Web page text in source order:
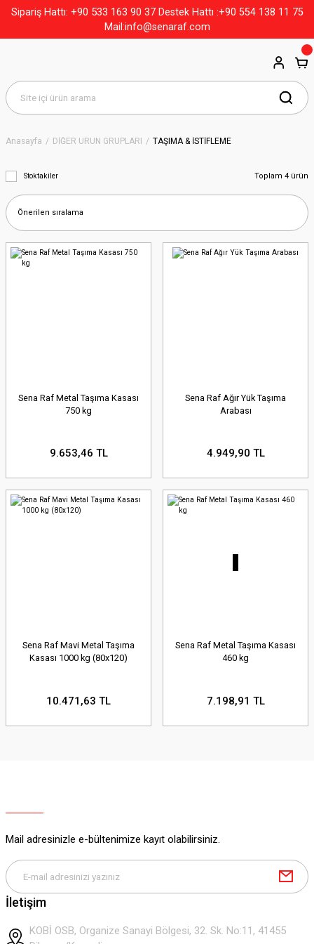
Sipariş Hattı: +90 533 163 90 37Destek Hattı :+90 554 138 11 75
Mail:info@senaraf.com
Anasayfa DİĞER ÜRÜN GRUPLARI TAŞIMA & İSTİFLEME
Stoktakiler Toplam 4 ürün
Sena Raf Metal Taşıma Kasası
750 kg
9.653,46 TL
Sena Raf Ağır Yük Taşıma
Arabası
4.949,90 TL
Sena Raf Mavi Metal Taşıma
Kasası 1000 kg (80x120)
10.471,63 TL
Sena Raf Metal Taşıma Kasası
460 kg
7.198,91 TL
Mail adresinizle e-bültenimize kayıt olabilirsiniz.
İletişim
KOBİ OSB, Organize Sanayi Bölgesi, 32. Sk. No:11, 41455